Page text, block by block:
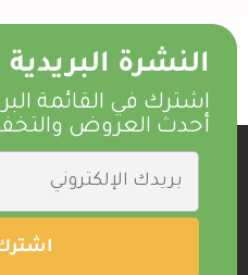
النشرة البريدية
اشترك في القائمة
أحدث العروض